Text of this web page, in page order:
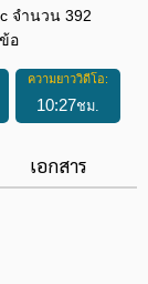
จำนวน 392
อ
ความยาววิดีโอ:
10:27ชม.
เอกสาร